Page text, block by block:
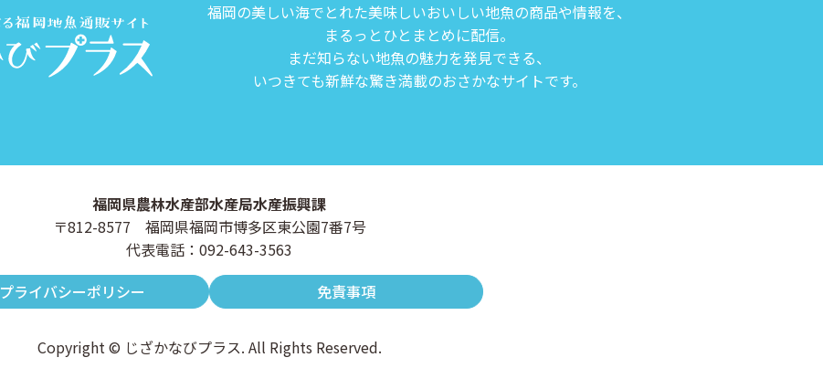
福岡の美しい海でとれた美味しいおいしい地魚の商品や情報を、
まるっとひとまとめに配信。
まだ知らない地魚の魅力を発見できる、
いつきても新鮮な驚き満載のおさかなサイトです。
福岡県農林水産部水産局水産振興課
〒812-8577 福岡県福岡市博多区東公園7番7号
代表電話：092-643-3563
プライバシーポリシー
免責事項
Copyright © じざかなびプラス. All Rights Reserved.